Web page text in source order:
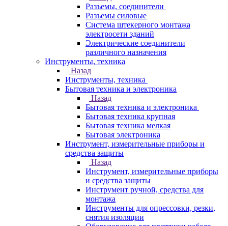
Разъемы, соединители
Разъемы силовые
Система штекерного монтажа
электросети зданий
Электрические соединители
различного назначения
Инструменты, техника
Назад
Инструменты, техника
Бытовая техника и электроника
Назад
Бытовая техника и электроника
Бытовая техника крупная
Бытовая техника мелкая
Бытовая электроника
Инструмент, измерительные приборы и
средства защиты
Назад
Инструмент, измерительные приборы
и средства защиты
Инструмент ручной, средства для
монтажа
Инструменты для опрессовки, резки,
снятия изоляции